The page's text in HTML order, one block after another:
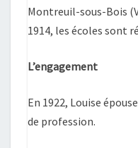
Montreuil-sous-Bois
1914, les écoles sont
L’engagement
En 1922, Louise
de profession.